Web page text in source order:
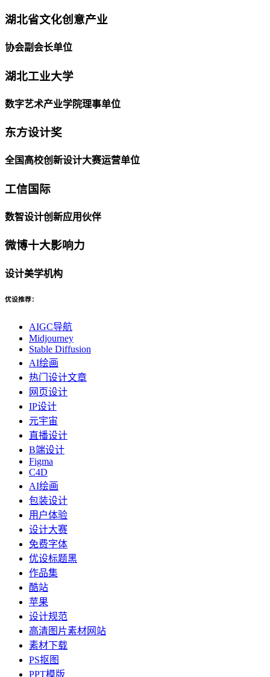
湖北省文化创意产业
协会副会长单位
湖北工业大学
数字艺术产业学院理事单位
东方设计奖
全国高校创新设计大赛运营单位
工信国际
数智设计创新应用伙伴
微博十大影响力
设计美学机构
优设推荐：
AIGC导航
Midjourney
Stable Diffusion
AI绘画
热门设计文章
网页设计
IP设计
元宇宙
直播设计
B端设计
Figma
C4D
AI绘画
包装设计
用户体验
设计大赛
免费字体
优设标题黑
作品集
酷站
苹果
设计规范
高清图片素材网站
素材下载
PS抠图
PPT模版